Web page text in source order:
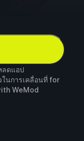
ลดแอป
ในการเคลื่อนที่ for
WeMod